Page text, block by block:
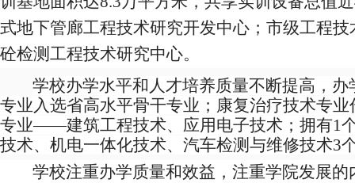
式地下管廊工程技术研究开发中心；市级工程技
砼检测工程技术研究中心。
学校办学水平和人才培养质量不断提高，
专业入选省高水平骨干专业；康复治疗技术专
专业——建筑工程技术、应用电子技术；拥有1
技术、机电一体化技术、汽车检测与维修技术3
学校注重办学质量和效益，注重学院发展的